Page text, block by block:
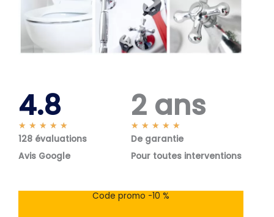
4.8
★ ★ ★ ★ ★
o
s
128 évaluations
Avis Google
2 ans
★ ★ ★ ★ ★
o
s
De garantie
Pour toutes interventions
Code promo -10 %